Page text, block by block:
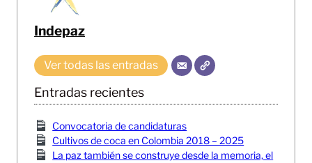
Indepaz
Ver todas las entradas
Entradas recientes
Convocatoria de candidaturas
Cultivos de coca en Colombia 2018 – 2025
La paz también se construye desde la memoria, el